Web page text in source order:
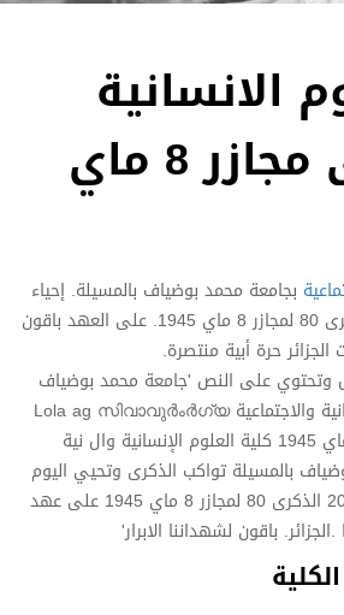
الانسانية
تُحي ذكرى مجازر 8 ماي
بجامعة محمد بوضياف بالمسيلة. إحياء
اليوم الوطني للذاكرة. الذكرى 80 لمجازر 8 ماي 1945. على العهد باقون
الجزائر حرة أبية منتصرة.